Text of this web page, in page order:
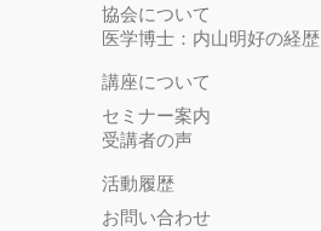
協会について
医学博士：内山明好の経歴
講座について
セミナー案内
受講者の声
活動履歴
お問い合わせ